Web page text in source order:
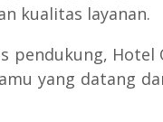
kualitas layanan.
pendukung, Hotel
yang datang